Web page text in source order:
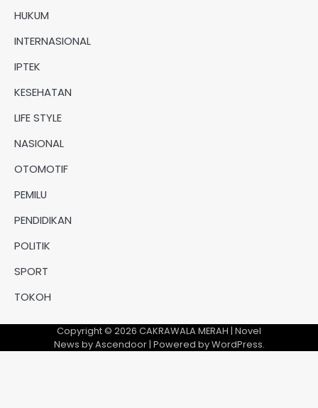
HUKUM
INTERNASIONAL
IPTEK
KESEHATAN
LIFE STYLE
NASIONAL
OTOMOTIF
PEMILU
PENDIDIKAN
POLITIK
SPORT
TOKOH
Copyright © 2026 CAKRAWALA MERAH | Novel
News byAscendoor| Powered byWordPress.